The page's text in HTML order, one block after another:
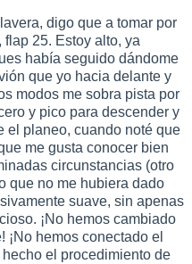
digo que a tomar por
25. Estoy alto, ya
había seguido dándome
que yo hacia delante y
modos me sobra pista por
y pico para descender y
el planeo, cuando noté que
me gusta conocer bien
circunstancias (otro
que no me hubiera dado
suave, sin apenas
¡No hemos cambiado
¡No hemos conectado el
el procedimiento de